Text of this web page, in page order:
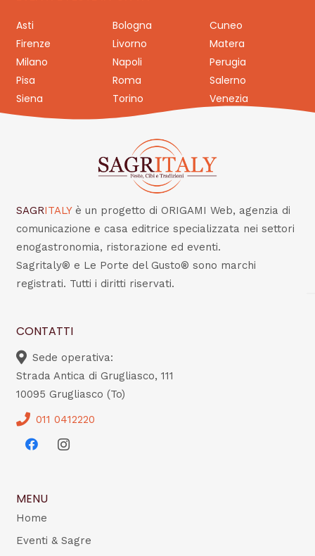
Asti Bologna
Cuneo
Firenze
Livorno
Matera
Milano
Napoli
Perugia
Pisa
Roma
Salerno
Siena
Torino Venezia
SAGRITALY è un progetto di ORIGAMI Web, agenzia di
comunicazione e casa editrice specializzata nei settori
enogastronomia, ristorazione ed eventi.
Sagritaly® e Le Porte del Gusto® sono marchi
registrati. Tutti i diritti riservati.
CONTATTI
Sede operativa:
Strada Antica di Grugliasco, 111
10095 Grugliasco (To)
011 0412220
MENU
Home
Eventi & Sagre